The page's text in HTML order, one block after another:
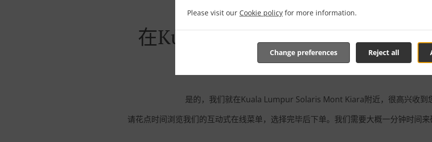
Please visit our Cookie policy for more information.
Reject all
Change preferences
在Kuala Lumpur Solaris Mont
是的，我们就在Kuala Lumpur Solaris Mont Kiara附近，很高兴收到
请花点时间浏览我们的互动式在线菜单，选择完毕后下单。我们需要大概一分钟时间来